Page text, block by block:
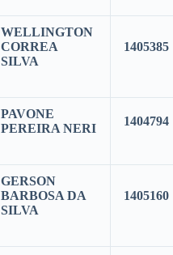
WELLINGTON
CORREA
SILVA
1405385
PAVONE
PEREIRA NERI
1404794
GERSON
BARBOSA DA
SILVA
1405160